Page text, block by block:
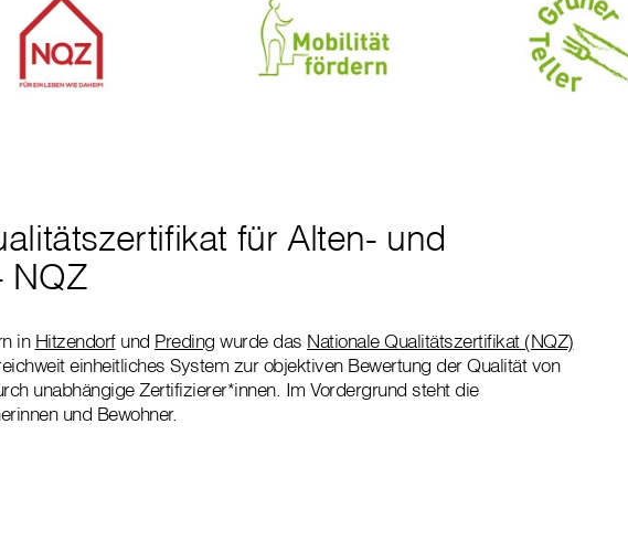
für Alten- und
NQZ
in Hitzendorfund Preding wurde das Nationale Qualitätszertifikat (NQZ)
einheitliches System zur objektiven Bewertung der Qualität von
unabhängige Zertifizierer*innen. Im Vordergrund steht die
und Bewohner.